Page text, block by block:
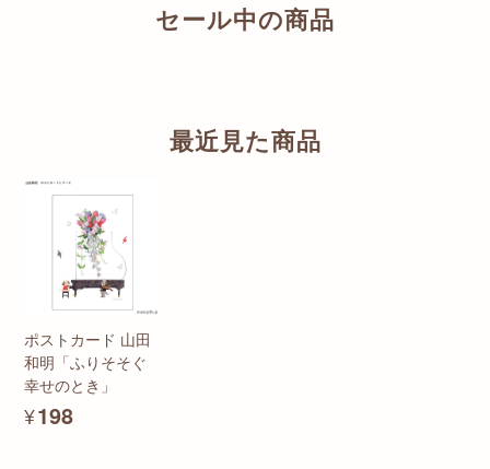
セール中の商品
最近見た商品
ポストカード 山田
和明「ふりそそぐ
幸せのとき」
¥198